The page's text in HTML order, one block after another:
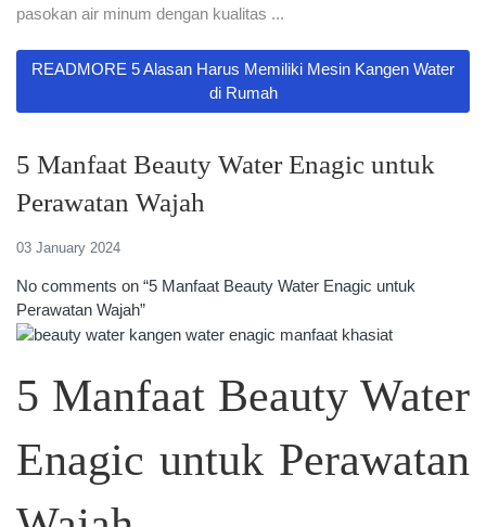
pasokan air minum dengan kualitas ...
READMORE 5 Alasan Harus Memiliki Mesin Kangen Water
di Rumah
5 Manfaat Beauty Water Enagic untuk
Perawatan Wajah
03 January 2024
No comments on “5 Manfaat Beauty Water Enagic untuk
Perawatan Wajah”
5 Manfaat Beauty Water
Enagic untuk Perawatan